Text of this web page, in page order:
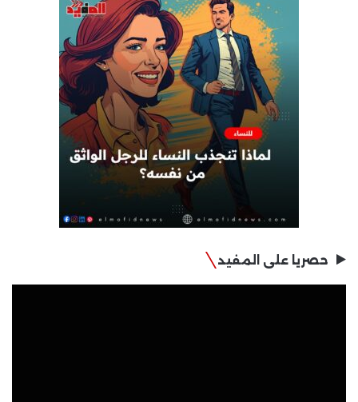
حصريا على المفيد